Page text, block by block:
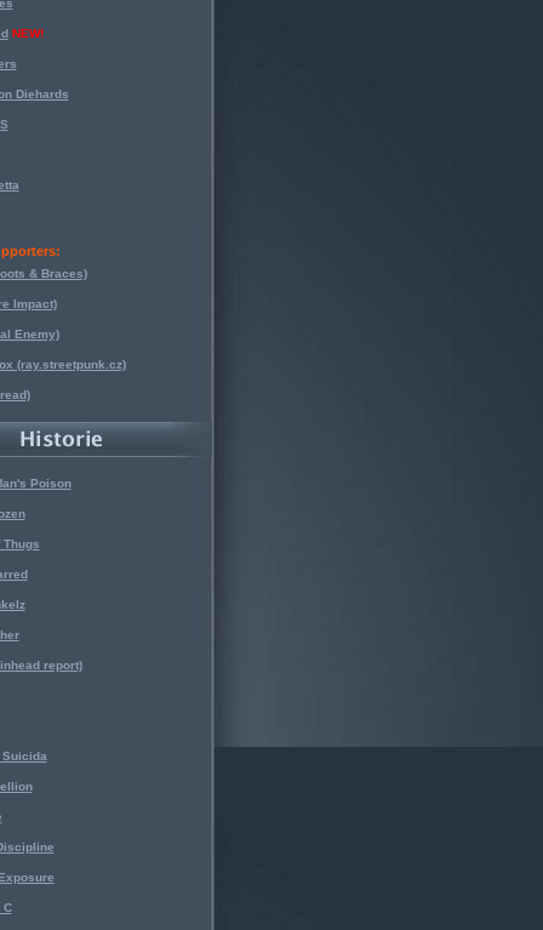
NEW!
Diehards
& Braces)
Impact)
Enemy)
(ray.streetpunk.cz)
Poison
Thugs
report)
Suicida
C